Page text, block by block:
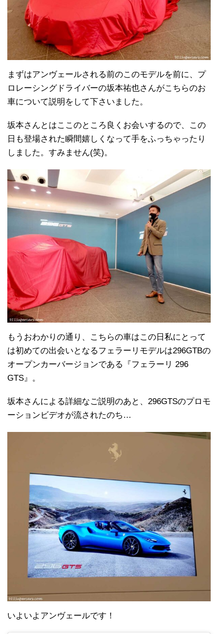
まずはアンヴェールされる前のこのモデルを前に、プ
ロレーシングドライバーの坂本祐也さんがこちらのお
車について説明をして下さいました。
坂本さんとはここのところ良くお会いするので、この
日も登場された瞬間嬉しくなって手をふっちゃったり
しました。すみません(笑)。
もうおわかりの通り、こちらの車はこの日私にとって
は初めての出会いとなるフェラーリモデルは296GTBの
オープンカーバージョンである『フェラーリ 296
GTS』。
坂本さんによる詳細なご説明のあと、296GTSのプロモ
ーションビデオが流されたのち…
いよいよアンヴェールです！